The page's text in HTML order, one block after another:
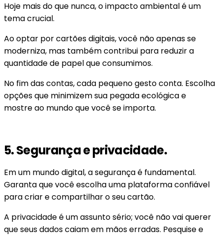
Hoje mais do que nunca, o impacto ambiental é um
tema crucial.
Ao optar por cartões digitais, você não apenas se
moderniza, mas também contribui para reduzir a
quantidade de papel que consumimos.
No fim das contas, cada pequeno gesto conta. Escolha
opções que minimizem sua pegada ecológica e
mostre ao mundo que você se importa.
5. Segurança e privacidade.
Em um mundo digital, a segurança é fundamental.
Garanta que você escolha uma plataforma confiável
para criar e compartilhar o seu cartão.
A privacidade é um assunto sério; você não vai querer
que seus dados caiam em mãos erradas. Pesquise e